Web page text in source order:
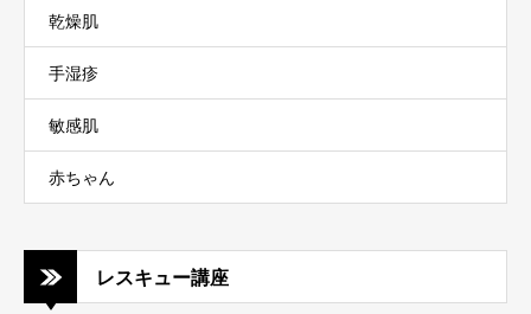
乾燥肌
手湿疹
敏感肌
赤ちゃん
レスキュー講座